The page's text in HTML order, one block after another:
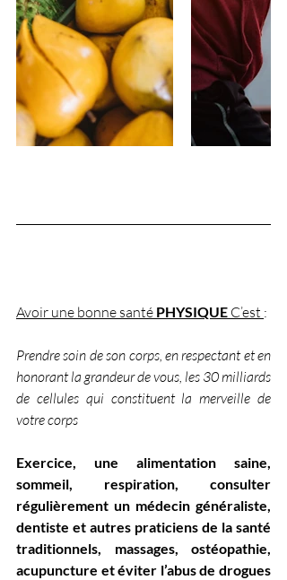
Avoir une bonne santé PHYSIQUE C’est :
Prendre soin de son corps, en respectant et en
honorant la grandeur de vous, les 30 milliards
de cellules qui constituent la merveille de
votre corps
Exercice, une alimentation saine,
sommeil, respiration, consulter
régulièrement un médecin généraliste,
dentiste et autres praticiens de la santé
traditionnels, massages, ostéopathie,
acupuncture et éviter l’abus de drogues